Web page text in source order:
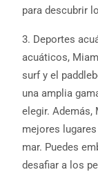
para descubrir
3. Deportes
acuáticos,
surf y el
una amplia
elegir. Además,
mejores
mar. Puedes
desafiar a los